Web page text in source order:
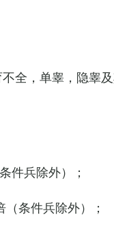
全，单睾，隐睾
件兵除外）；
条件兵除外）；